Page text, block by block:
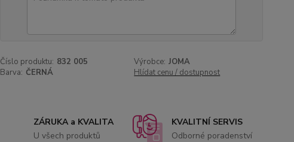
Číslo produktu: 832 005 Výrobce: JOMA
Barva: ČERNÁ Hlídat cenu / dostupnost
ZÁRUKA a KVALITA
U všech produktů
KVALITNÍ SERVIS
Odborné poradenství